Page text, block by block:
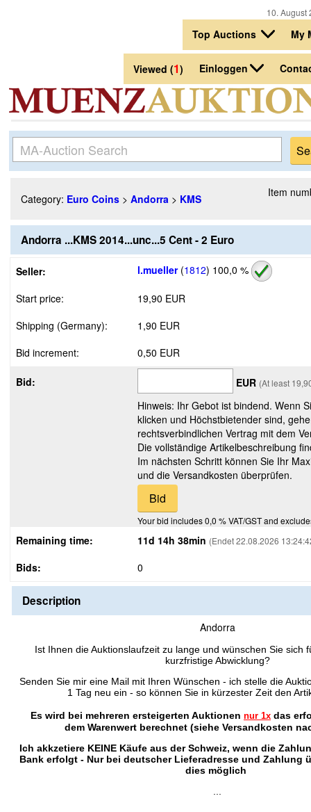
10.
Top Auctions My
Viewed (1) Einloggen
Category: Euro Coins > Andorra > KMS Item
Andorra ...KMS 2014...unc...5 Cent - 2 Euro
Seller: l.mueller(1812) 100,0 %
Start price:
19,90 EUR
Shipping (Germany):
1,90 EUR
Bid increment:
0,50 EUR
Bid: EUR (At least
Hinweis: Ihr Gebot ist bindend. Wenn
klicken und Höchstbietender sind,
rechtsverbindlichen Vertrag mit dem
Die vollständige Artikelbeschreibung
Im nächsten Schritt können Sie Ihr
und die Versandkosten überprüfen.
Your bid includes 0,0 % VAT/GST and
Remaining time: 11d 14h 38min (Endet 22.08.2026
Bids: 0
Description
Andorra
Ist Ihnen die Auktionslaufzeit zu lange und wünschen Sie sich
kurzfristige Abwicklung?
Senden Sie mir eine Mail mit Ihren Wünschen - ich stelle die
1 Tag neu ein - so können Sie in kürzester Zeit den
Es wird bei mehreren ersteigerten Auktionen nur 1x das
dem Warenwert berechnet (siehe Versandkosten
Ich akkzetiere KEINE Käufe aus der Schweiz, wenn die
Bank erfolgt - Nur bei deutscher Lieferadresse und Zahlung
dies möglich